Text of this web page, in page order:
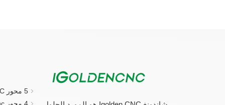
5 محور CNC جهاز التوجيه